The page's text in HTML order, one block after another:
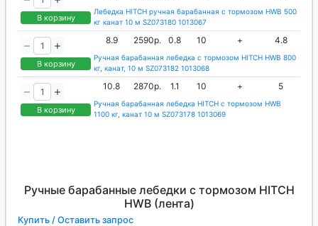
В корзину
Лебедка HITCH ручная барабанная с тормозом HWB 500
кг канат 10 м SZ073180 1013067
В корзину
8.9 2590р. 0.8 10 + 4.8
Ручная барабанная лебедка с тормозом HITCH HWB 800
кг, канат, 10 м SZ073182 1013068
В корзину
10.8 2870р. 1.1 10 + 5
Ручная барабанная лебедка HITCH с тормозом HWB
1100 кг, канат 10 м SZ073178 1013069
Ручные барабанные лебедки с тормозом HITCH
HWB (лента)
Купить / Оставить запрос